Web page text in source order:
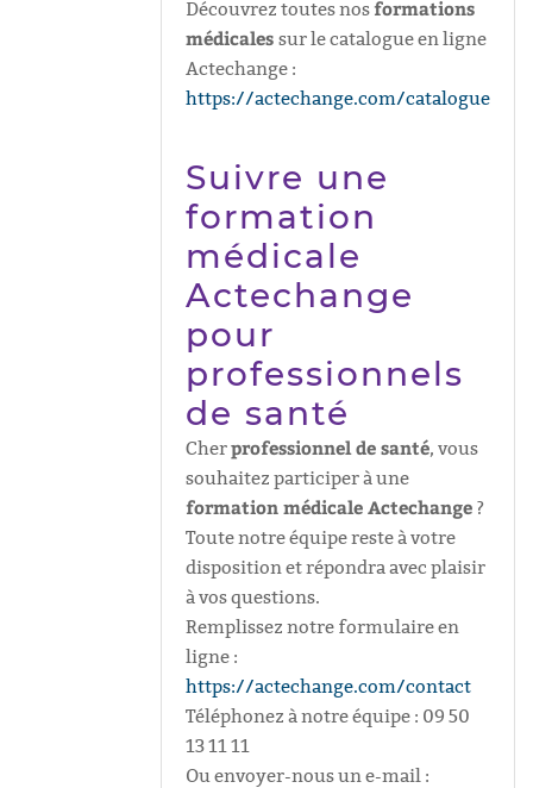
Découvrez toutes nosformations
médicales sur le catalogue en ligne
Actechange :
https://actechange.com/catalogue
Suivre une
formation
médicale
Actechange
pour
professionnels
de santé
Cherprofessionnel de santé, vous
souhaitez participer à une
formation médicale Actechange?
Toute notre équipe reste à votre
disposition et répondra avec plaisir
à vos questions.
Remplissez notre formulaire en
ligne :
https://actechange.com/contact
Téléphonez à notre équipe : 09 50
13 11 11
Ou envoyer-nous un e-mail :